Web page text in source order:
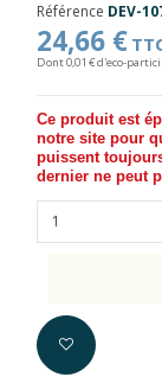
Référence DEV-
24,66 €
Dont 0,01 € d'eco-
Ce produit est
notre site pour
puissent
dernier ne peut